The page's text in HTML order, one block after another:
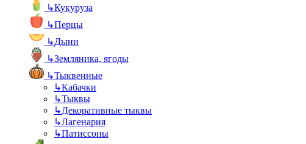
↳Кукуруза
↳Перцы
↳Дыни
↳Земляника, ягоды
↳Тыквенные
↳Кабачки
↳Тыквы
↳Декоративные тыквы
↳Лагенария
↳Патиссоны